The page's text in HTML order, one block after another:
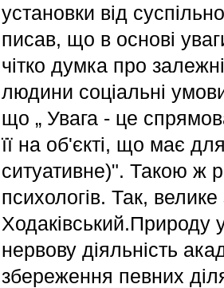
установки від
писав, що в основі
чітко думка про
людини соціальні
що „ Увага - це
її на об'єкті, що має
ситуативне)". Такою ж
психологів. Так,
Ходаківський.Природу
нервову діяльність
збереження певних